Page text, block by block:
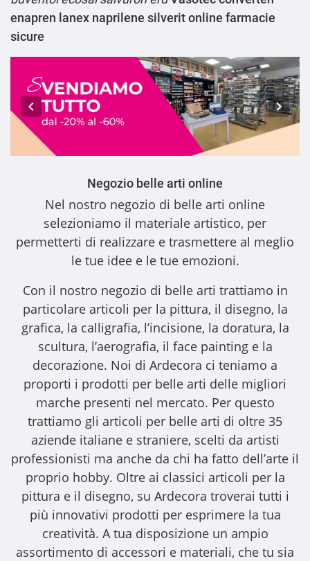
enapren lanex naprilene silverit online farmacie
sicure
Negozio belle arti online
Nel nostro negozio di belle arti online
selezioniamo il materiale artistico, per
permetterti di realizzare e trasmettere al meglio
le tue idee e le tue emozioni.
Con il nostro negozio di belle arti trattiamo in
particolare articoli per la pittura, il disegno, la
grafica, la calligrafia, l’incisione, la doratura, la
scultura, l’aerografia, il face painting e la
decorazione. Noi di Ardecora ci teniamo a
proporti i prodotti per belle arti delle migliori
marche presenti nel mercato. Per questo
trattiamo gli articoli per belle arti di oltre 35
aziende italiane e straniere, scelti da artisti
professionisti ma anche da chi ha fatto dell’arte il
proprio hobby. Oltre ai classici articoli per la
pittura e il disegno, su Ardecora troverai tutti i
più innovativi prodotti per esprimere la tua
creatività. A tua disposizione un ampio
assortimento di accessori e materiali, che tu sia